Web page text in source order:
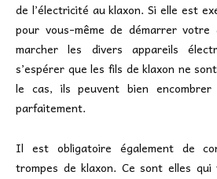
de l’électricité au klaxon. Si elle est
pour vous-même de démarrer
marcher les divers appareils
s’espérer que les fils de klaxon ne
le cas, ils peuvent bien
parfaitement.
Il est obligatoire également de
trompes de klaxon. Ce sont elles qui